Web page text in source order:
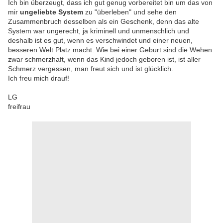
Ich bin überzeugt, dass ich gut genug vorbereitet bin um das von
mir ungeliebte System zu "überleben" und sehe den
Zusammenbruch desselben als ein Geschenk, denn das alte
System war ungerecht, ja kriminell und unmenschlich und
deshalb ist es gut, wenn es verschwindet und einer neuen,
besseren Welt Platz macht. Wie bei einer Geburt sind die Wehen
zwar schmerzhaft, wenn das Kind jedoch geboren ist, ist aller
Schmerz vergessen, man freut sich und ist glücklich.
Ich freu mich drauf!
LG
freifrau